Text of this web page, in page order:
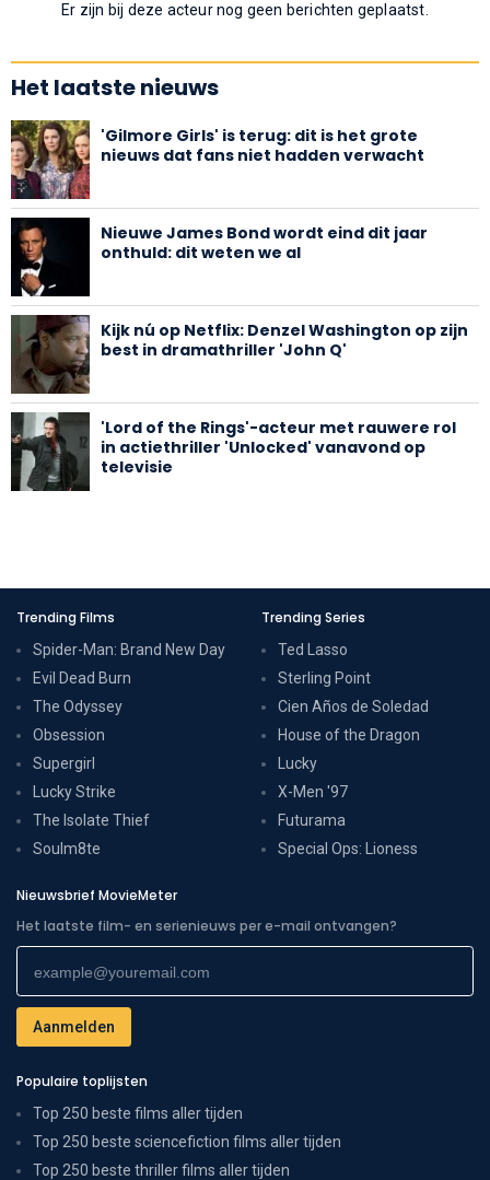
Er zijn bij deze acteur nog geen berichten geplaatst.
Het laatste nieuws
'Gilmore Girls' is terug: dit is het grote
nieuws dat fans niet hadden verwacht
Nieuwe James Bond wordt eind dit jaar
onthuld: dit weten we al
Kijk nú op Netflix: Denzel Washington op zijn
best in dramathriller 'John Q'
'Lord of the Rings'-acteur met rauwere rol
in actiethriller 'Unlocked' vanavond op
televisie
Trending Films
Spider-Man: Brand New Day
Evil Dead Burn
The Odyssey
Obsession
Supergirl
Lucky Strike
The Isolate Thief
Soulm8te
Trending Series
Ted Lasso
Sterling Point
Cien Años de Soledad
House of the Dragon
Lucky
X-Men '97
Futurama
Special Ops: Lioness
Nieuwsbrief MovieMeter
Het laatste film- en serienieuws per e-mail ontvangen?
Populaire toplijsten
Top 250 beste films aller tijden
Top 250 beste sciencefiction films aller tijden
Top 250 beste thriller films aller tijden